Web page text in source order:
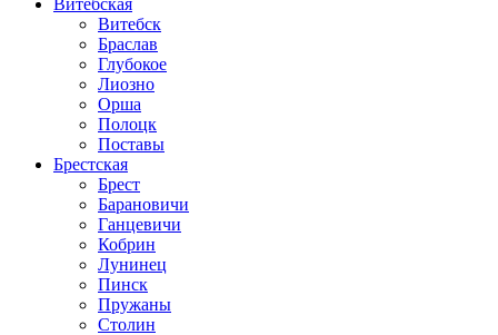
Витебск
Браслав
Глубокое
Лиозно
Орша
Полоцк
Поставы
Брестская
Брест
Барановичи
Ганцевичи
Кобрин
Лунинец
Пинск
Пружаны
Столин